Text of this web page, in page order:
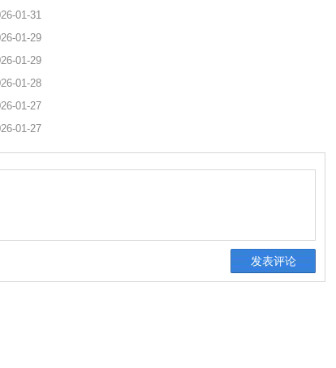
01-31
01-29
01-29
01-28
01-27
01-27